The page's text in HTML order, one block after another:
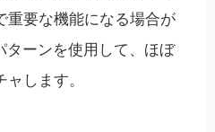
重要な機能になる場合が
ターンを使用して、ほぼ
します。